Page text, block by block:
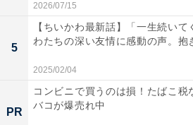
品でこういう立場で……と説明し
ですが、そうした気持ちは「エゴ
ん。
どのシリーズ作品でも、ファンは
しむにはこの作品を見ておいた
2026/07/15
5
【ちいかわ最新話】「一生続いて
わたちの深い友情に感動の声。抱
2025/02/04
PR
コンビニで買うのは損！たばこ税
バコが爆売れ中